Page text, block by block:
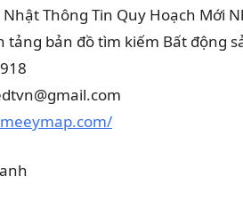
Thông Tin Quy Hoạch Mới
tảng bản đồ tìm kiếm Bất động